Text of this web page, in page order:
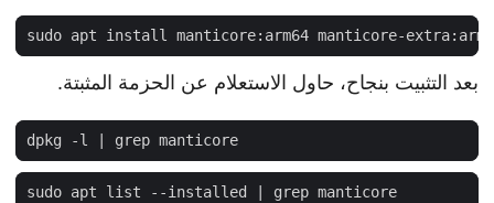
بعد التثبيت بنجاح، حاول الاستعلام عن الحزمة المثبتة.
dpkg -l
sudo apt list --installed